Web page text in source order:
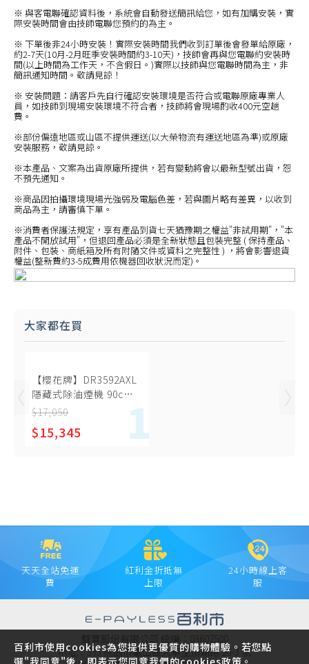
※ 與客電聯確認資料後，系統會自動發送簡訊給您，如有加購安裝，實
際安裝時間會由技師電聯您預約的為主。
※ 下單後非24小時安裝！實際安裝時間我們收到訂單後會發單給原廠，
約2-7天(10月-2月旺季安裝時間約3-10天)，技師會再與您電聯約安裝時
間(以上時間為工作天，不含假日。)實際以技師與您電聯時間為主，非
簡訊通知時間。敬請見諒！
※ 安裝問題：請客戶先自行確認安裝環境是否符合或電聯原廠專業人
員，如技師到現場安裝環境不符合者，技師將會現場酌收400元空趟
費。
※部份偏遠地區或山區不提供運送(以大榮物流有運送地區為準)或原廠
安裝服務，敬請見諒。
※本產品、文案為出貨原廠所提供，若有變動將會以最新型號出貨，恕
不預先通知。
※商品因拍攝環境現場光強弱及電腦色差，若與圖片略有差異，以收到
商品為主，請審慎下單。
※消費者保護法規定，享有產品到貨七天猶豫期之權益"非試用期"，"本
產品不開放試用"，但退回產品必須是全新狀態且包裝完整 ( 保持產品、
附件、包裝、商紙箱及所有附隨文件或資料之完整性 ) ，將會影響退貨
權益(整新費約3-5成費用依機器回收狀況而定)。
大家都在買
【櫻花牌】DR3592AXL
隱藏式除油煙機 90cm
渦輪變頻 靜音除味
觸控介面
$17,050
$15,345
天天全站免運
費
紅利金折抵無
上限
24小時線上客
服
聲寶股份有限公司 統編：03607500
地址：333 桃園市龜山區大華里頂湖路 26-3 號
百利市使用cookies為您提供更優質的購物體驗。若您點
選"我同意"後，即表示您同意我們的cookies政策。